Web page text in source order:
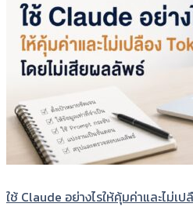
ใช้ Claude อย่างไรให้คุ้มค่าและไม่เ